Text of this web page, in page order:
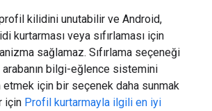
profil kilidini unutabilir ve Android,
kurtarması veya sıfırlaması için
sağlamaz. Sıfırlama seçeneği
arabanın bilgi-eğlence sistemini
etmek için bir seçenek daha sunmak
için Profil kurtarmayla ilgili en iyi